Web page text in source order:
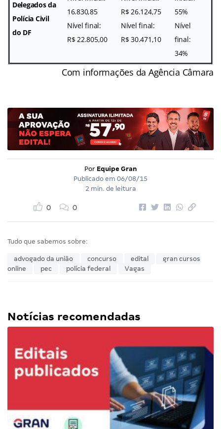
Delegados da
Polícia Civil
do DF
16.830,85
Nível final:
R$ 22.805,00
R$ 26.124,75
Nível final:
R$ 30.471,10
55%
Nível
final:
34%
Com informações da Agência Câmara
Por Equipe Gran
Publicado em 06/08/15
2 min. de leitura
0 0
Tudo que sabemos sobre:
advogado da união concurso edital
gran cursos
online
pec polícia federal Vagas
Notícias recomendadas